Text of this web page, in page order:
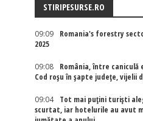
STIRIPESURSE.RO
09:09
Romania's forestry
2025
09:08
România, între
Cod roșu în șapte județe, vijelii
09:04
Tot mai puțini turiști
scurtat, iar hotelurile au avut